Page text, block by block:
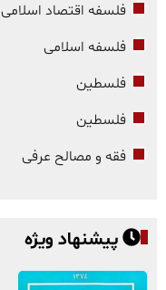
فلسفه اقتصاد اسلامی
فلسفه اسلامی
فلسطین
فلسطین
فقه و مصالح عرفی
پیشنهاد ویژه